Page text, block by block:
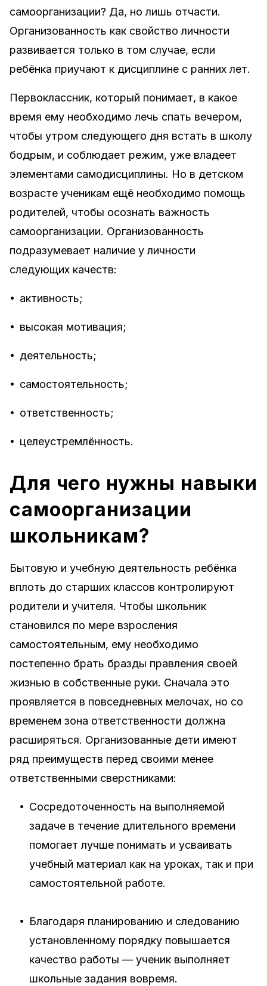
самоорганизации? Да, но лишь отчасти.
Организованность как свойство личности
развивается только в том случае, если
ребёнка приучают к дисциплине с ранних лет.
Первоклассник, который понимает, в какое
время ему необходимо лечь спать вечером,
чтобы утром следующего дня встать в школу
бодрым, и соблюдает режим, уже владеет
элементами самодисциплины. Но в детском
возрасте ученикам ещё необходимо помощь
родителей, чтобы осознать важность
самоорганизации. Организованность
подразумевает наличие у личности
следующих качеств:
• активность;
• высокая мотивация;
• деятельность;
• самостоятельность;
• ответственность;
• целеустремлённость.
Для чего нужны навыки
самоорганизации
школьникам?
Бытовую и учебную деятельность ребёнка
вплоть до старших классов контролируют
родители и учителя. Чтобы школьник
становился по мере взросления
самостоятельным, ему необходимо
постепенно брать бразды правления своей
жизнью в собственные руки. Сначала это
проявляется в повседневных мелочах, но со
временем зона ответственности должна
расширяться. Организованные дети имеют
ряд преимуществ перед своими менее
ответственными сверстниками:
• Сосредоточенность на выполняемой
задаче в течение длительного времени
помогает лучше понимать и усваивать
учебный материал как на уроках, так и при
самостоятельной работе.
• Благодаря планированию и следованию
установленному порядку повышается
качество работы — ученик выполняет
школьные задания вовремя.